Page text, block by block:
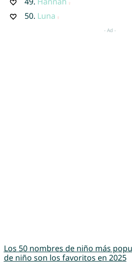
50. Luna
Los 50 nombres de niño más
de niño son los favoritos en 2025